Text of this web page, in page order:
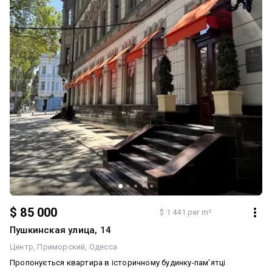
$ 85 000 $ 1 441 per m²
Пушкинская улица, 14
Центр Приморский Одесса
Пропонується квартира в історичному будинку-пам’ятці